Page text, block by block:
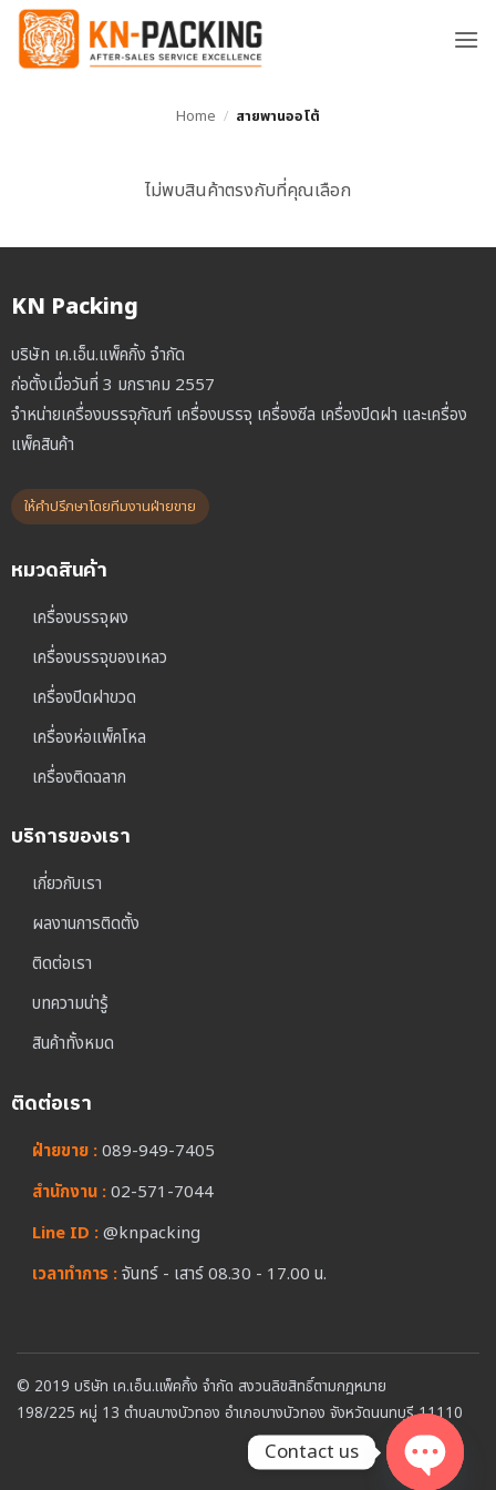
ข้าม
ยัง
Home / สายพานออโต้
ไม่พบสินค้าตรงกับที่คุณเลือก
KN Packing
บริษัท เค.เอ็น.แพ็คกิ้ง จำกัด
ก่อตั้งเมื่อวันที่ 3 มกราคม 2557
จำหน่ายเครื่องบรรจุภัณฑ์ เครื่องบรรจุ เครื่องซีล เครื่องปิดฝา และเครื่อง
แพ็คสินค้า
ให้คำปรึกษาโดยทีมงานฝ่ายขาย
หมวดสินค้า
เครื่องบรรจุผง
เครื่องบรรจุของเหลว
เครื่องปิดฝาขวด
เครื่องห่อแพ็คโหล
เครื่องติดฉลาก
บริการของเรา
เกี่ยวกับเรา
ผลงานการติดตั้ง
ติดต่อเรา
บทความน่ารู้
สินค้าทั้งหมด
ติดต่อเรา
ฝ่ายขาย :089-949-7405
สำนักงาน :02-571-7044
Line ID :@knpacking
เวลาทำการ :จันทร์ - เสาร์ 08.30 - 17.00 น.
© 2019 บริษัท เค.เอ็น.แพ็คกิ้ง จำกัด สงวนลิขสิทธิ์ตามกฎหมาย
198/225 หมู่ 13 ตำบลบางบัวทอง อำเภอบางบัวทอง จังหวัดนนทบุรี 11110
Contact us